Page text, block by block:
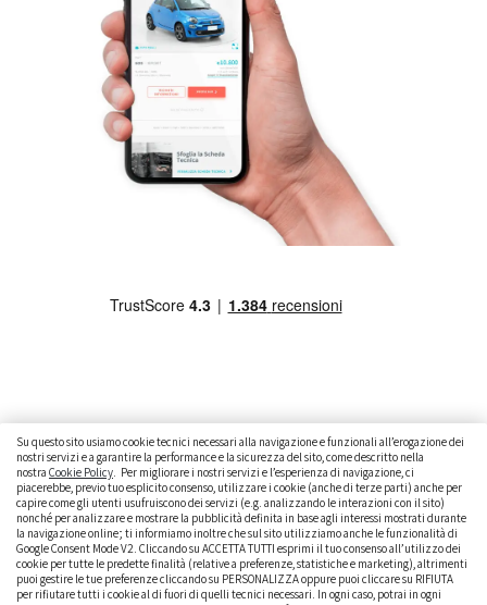
Su questo sito usiamo cookie tecnici necessari alla navigazione e funzionali all’erogazione dei
nostri servizi e a garantire la performance e la sicurezza del sito, come descritto nella
nostra Cookie Policy. Per migliorare i nostri servizi e l’esperienza di navigazione, ci
piacerebbe, previo tuo esplicito consenso, utilizzare i cookie (anche di terze parti) anche per
capire come gli utenti usufruiscono dei servizi (e.g. analizzando le interazioni con il sito)
nonché per analizzare e mostrare la pubblicità definita in base agli interessi mostrati durante
la navigazione online; ti informiamo inoltre che sul sito utilizziamo anche le funzionalità di
Google Consent Mode V2. Cliccando su ACCETTA TUTTI esprimi il tuo consenso all’utilizzo dei
cookie per tutte le predette finalità (relative a preferenze, statistiche e marketing), altrimenti
puoi gestire le tue preferenze cliccando su PERSONALIZZA oppure puoi cliccare su RIFIUTA
per rifiutare tutti i cookie al di fuori di quelli tecnici necessari. In ogni caso, potrai in ogni
CAMBIARE AUTO
GUIDA ALL’ACQUISTO
GUIDE PRATICHE
CURIOSITÀ
DATI ALLA MANO
DICE LA LEGGE
PARLIAMO DI NOI